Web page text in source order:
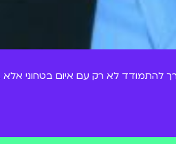
לא רק עם איום בטחוני אלא